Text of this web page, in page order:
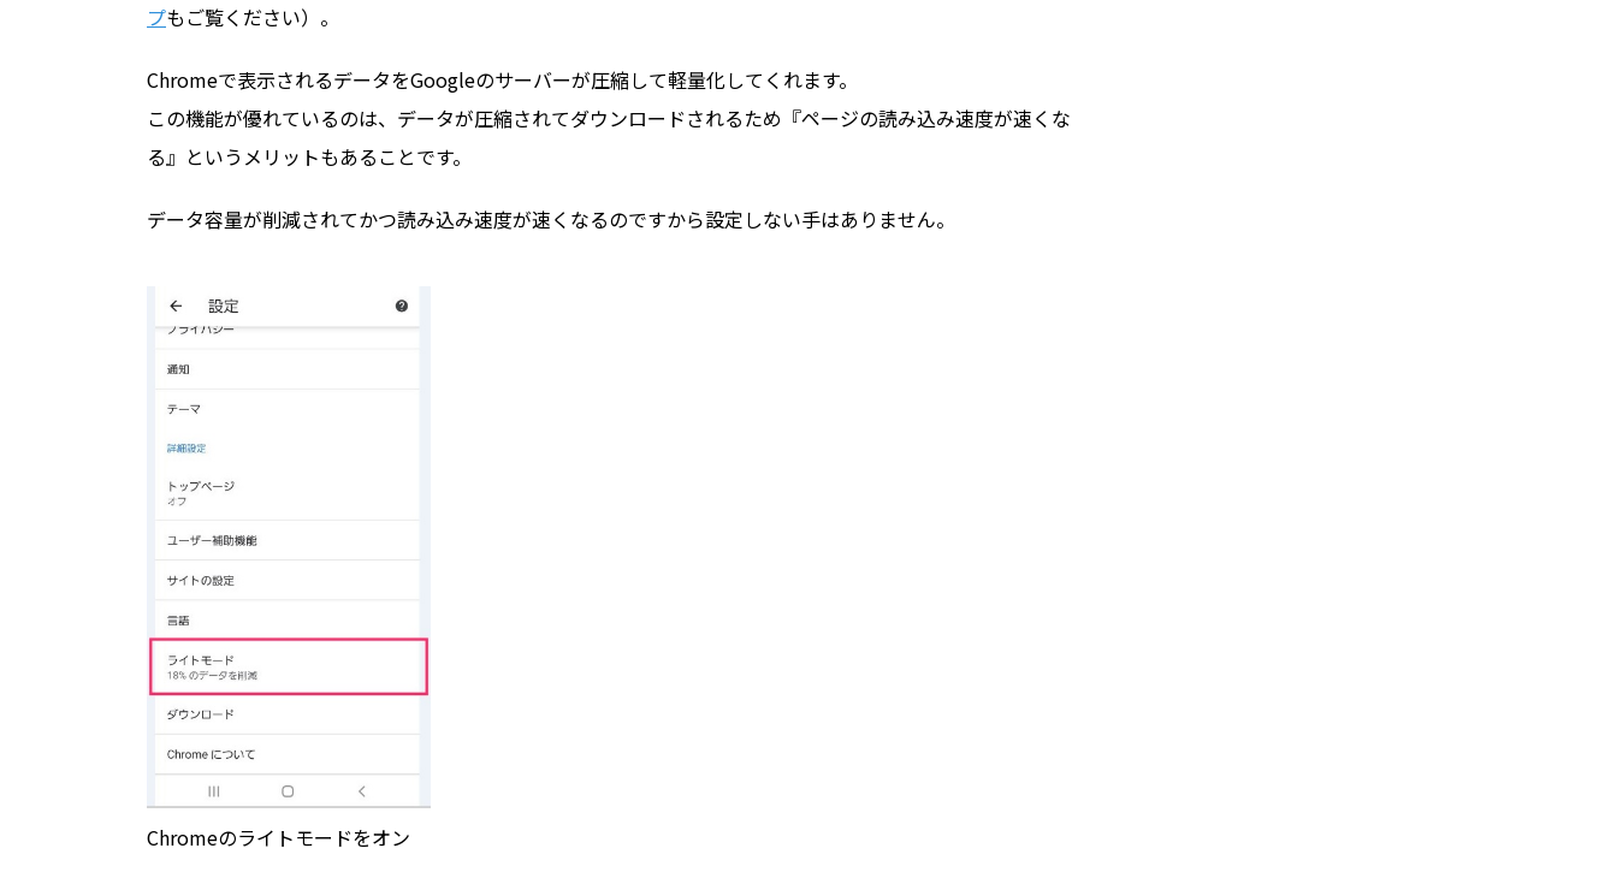
プもご覧ください）。
Chromeで表示されるデータをGoogleのサーバーが圧縮して軽量化してくれます。
この機能が優れているのは、データが圧縮されてダウンロードされるため『ページの読み込み速度が速くな
る』というメリットもあることです。
データ容量が削減されてかつ読み込み速度が速くなるのですから設定しない手はありません。
Chromeのライトモードをオン